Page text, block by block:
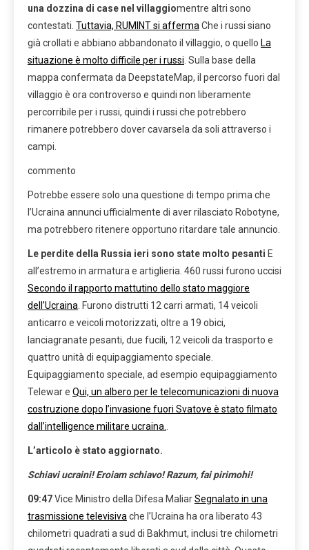
una dozzina di case nel villaggiomentre altri sono
contestati. Tuttavia, RUMINT si afferma Che i russi siano
già crollati e abbiano abbandonato il villaggio, o quello La
situazione è molto difficile per i russi . Sulla base della
mappa confermata da DeepstateMap, il percorso fuori dal
villaggio è ora controverso e quindi non liberamente
percorribile per i russi, quindi i russi che potrebbero
rimanere potrebbero dover cavarsela da soli attraverso i
campi.
commento
Potrebbe essere solo una questione di tempo prima che
l’Ucraina annunci ufficialmente di aver rilasciato Robotyne,
ma potrebbero ritenere opportuno ritardare tale annuncio.
Le perdite della Russia ieri sono state molto pesanti E
all’estremo in armatura e artiglieria. 460 russi furono uccisi
Secondo il rapporto mattutino dello stato maggiore
dell’Ucraina . Furono distrutti 12 carri armati, 14 veicoli
anticarro e veicoli motorizzati, oltre a 19 obici,
lanciagranate pesanti, due fucili, 12 veicoli da trasporto e
quattro unità di equipaggiamento speciale.
Equipaggiamento speciale, ad esempio equipaggiamento
Telewar e Qui, un albero per le telecomunicazioni di nuova
costruzione dopo l’invasione fuori Svatove è stato filmato
dall’intelligence militare ucraina.
L’articolo è stato aggiornato.
Schiavi ucraini! Eroiam schiavo! Razum, fai pirimohi!
09:47Vice Ministro della Difesa MaliarSegnalato in una
trasmissione televisiva che l’Ucraina ha ora liberato 43
chilometri quadrati a sud di Bakhmut, inclusi tre chilometri